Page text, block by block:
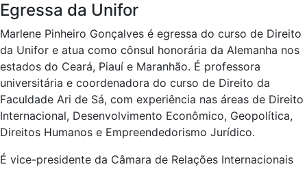
Egressa da Unifor
Marlene Pinheiro Gonçalves é egressa do curso de Direito
da Unifor e atua como cônsul honorária da Alemanha nos
estados do Ceará, Piauí e Maranhão. É professora
universitária e coordenadora do curso de Direito da
Faculdade Ari de Sá, com experiência nas áreas de Direito
Internacional, Desenvolvimento Econômico, Geopolítica,
Direitos Humanos e Empreendedorismo Jurídico.
É vice-presidente da Câmara de Relações Internacionais